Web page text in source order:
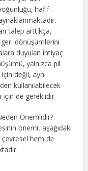
hafif
talep arttıkça,
dönüşümlerini
duyulan ihtiyaç
yalnızca pil
değil, aynı
kullanılabilecek
için de gereklidir.
Önemlidir?
önemi, aşağıdaki
hem de